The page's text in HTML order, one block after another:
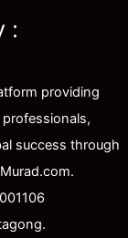
:
providing
success through